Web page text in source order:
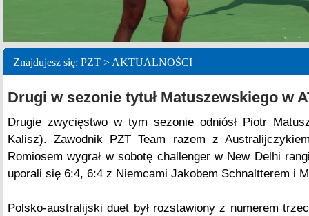
Znajdujesz się: PZT > AKTUALNOŚCI
Drugi w sezonie tytuł Matuszewskiego w
Drugie zwycięstwo w tym sezonie odniósł Piotr
Kalisz). Zawodnik PZT Team razem z
Romiosem wygrał w sobotę challenger w New Delhi
uporali się 6:4, 6:4 z Niemcami Jakobem Schnaltterem i
Polsko-australijski duet był rozstawiony z numerem